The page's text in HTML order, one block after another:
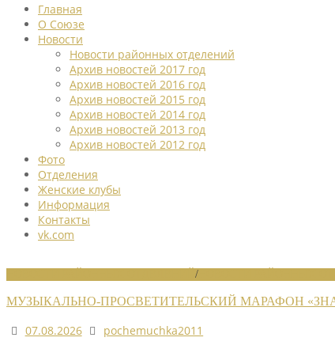
Главная
О Союзе
Новости
Новости районных отделений
Архив новостей 2017 год
Архив новостей 2016 год
Архив новостей 2015 год
Архив новостей 2014 год
Архив новостей 2013 год
Архив новостей 2012 год
Фото
Отделения
Женские клубы
Информация
Контакты
vk.com
/
МУЗЫКАЛЬНО-ПРОСВЕТИТЕЛЬСКИЙ МАРАФОН
07.08.2026
pochemuchka2011